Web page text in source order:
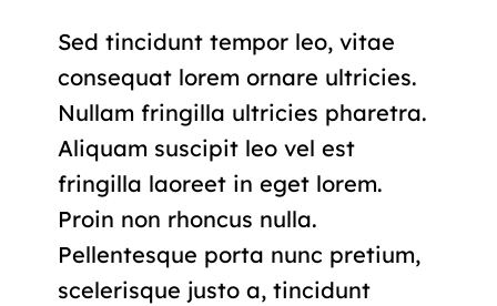
Sed tincidunt tempor leo, vitae
consequat lorem ornare ultricies.
Nullam fringilla ultricies pharetra.
Aliquam suscipit leo vel est
fringilla laoreet in eget lorem.
Proin non rhoncus nulla.
Pellentesque porta nunc pretium,
scelerisque justo a, tincidunt